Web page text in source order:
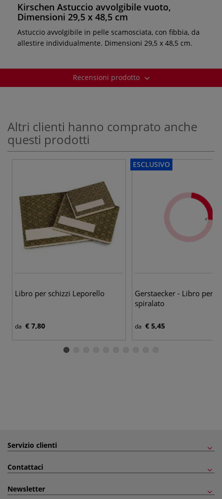
Kirschen Astuccio avvolgibile vuoto,
Dimensioni 29,5 x 48,5 cm
Astuccio avvolgibile in pelle scamosciata, con fibbia, da
allestire individualmente. Dimensioni 29,5 x 48,5 cm.
Recensioni prodotto
Altri clienti hanno comprato anche
questi prodotti
Libro per schizzi Leporello
da € 7,80
ESCLUSIVO
Gerstaecker - Libro per
spiralato
da € 5,45
Servizio clienti
Contattaci
Newsletter